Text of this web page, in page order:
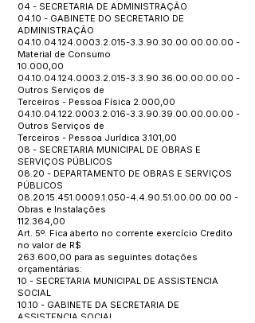
04 - SECRETARIA DE ADMINISTRAÇÃO
04.10 - GABINETE DO SECRETARIO DE
ADMINISTRAÇÃO
04.10.04.124.0003.2.015-3.3.90.30.00.00.00.00 -
Material de Consumo
10.000,00
04.10.04.124.0003.2.015-3.3.90.36.00.00.00.00 -
Outros Serviços de
Terceiros - Pessoa Física 2.000,00
04.10.04.122.0003.2.016-3.3.90.39.00.00.00.00 -
Outros Serviços de
Terceiros - Pessoa Jurídica 3.101,00
08 - SECRETARIA MUNICIPAL DE OBRAS E
SERVIÇOS PÚBLICOS
08.20 - DEPARTAMENTO DE OBRAS E SERVIÇOS
PÚBLICOS
08.20.15.451.0009.1.050-4.4.90.51.00.00.00.00 -
Obras e Instalações
112.364,00
Art. 5º. Fica aberto no corrente exercício Credito
no valor de R$
263.600,00 para as seguintes dotações
orçamentárias:
10 - SECRETARIA MUNICIPAL DE ASSISTENCIA
SOCIAL
10.10 - GABINETE DA SECRETARIA DE
ASSISTENCIA SOCIAL